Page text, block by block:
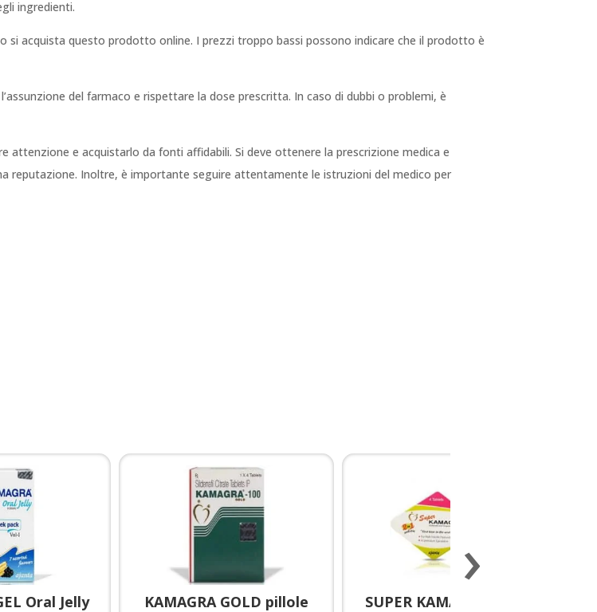
ingredienti.
acquista questo prodotto online. I prezzi troppo bassi possono indicare che il prodotto è
del farmaco e rispettare la dose prescritta. In caso di dubbi o problemi, è
attenzione e acquistarlo da fonti affidabili. Si deve ottenere la prescrizione medica e
reputazione. Inoltre, è importante seguire attentamente le istruzioni del medico per
Oral Jelly KAMAGRA GOLD pillole SUPER KAMAGRA pillole
›